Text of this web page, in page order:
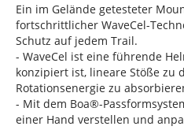
Ein im Gelände getesteter
fortschrittlicher WaveCel-
Schutz auf jedem Trail.
- WaveCel ist eine führende
konzipiert ist, lineare Stöße zu
Rotationsenergie zu
- Mit dem Boa®-
einer Hand verstellen und